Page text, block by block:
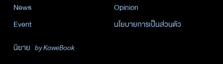
News
Opinion
Event
นโยบายการเป็นส่วนตัว
นิยาย by KaweBook